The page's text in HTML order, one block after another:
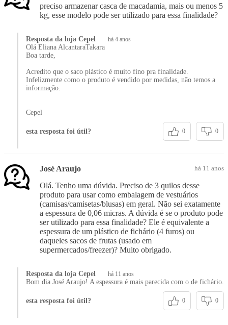
preciso armazenar casca de macadamia, mais ou menos 5
kg, esse modelo pode ser utilizado para essa finalidade?
Resposta da loja Cepel há 4 anos
Olá Eliana AlcantaraTakara
Boa tarde,
Acredito que o saco plástico é muito fino pra finalidade.
Infelizmente como o produto é vendido por medidas, não temos a
informação.
Cepel
esta resposta foi útil? 0 0
José Araujo há 11 anos
Olá. Tenho uma dúvida. Preciso de 3 quilos desse
produto para usar como embalagem de vestuários
(camisas/camisetas/blusas) em geral. Não sei exatamente
a espessura de 0,06 micras. A dúvida é se o produto pode
ser utilizado para essa finalidade? Ele é equivalente a
espessura de um plástico de fichário (4 furos) ou
daqueles sacos de frutas (usado em
supermercados/freezer)? Muito obrigado.
Resposta da loja Cepel há 11 anos
Bom dia José Araujo! A espessura é mais parecida com o de fichário.
esta resposta foi útil? 0 0